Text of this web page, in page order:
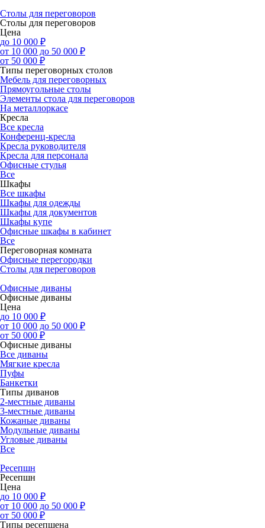
Столы для переговоров
Столы для переговоров
Цена
до 10 000 ₽
от 10 000 до 50 000 ₽
от 50 000 ₽
Типы переговорных столов
Мебель для переговорных
Прямоугольные столы
Элементы стола для переговоров
На металлоркасе
Кресла
Все кресла
Конференц-кресла
Кресла руководителя
Кресла для персонала
Офисные стулья
Все
Шкафы
Все шкафы
Шкафы для одежды
Шкафы для документов
Шкафы купе
Офисные шкафы в кабинет
Все
Переговорная комната
Офисные перегородки
Столы для переговоров
Офисные диваны
Офисные диваны
Цена
до 10 000 ₽
от 10 000 до 50 000 ₽
от 50 000 ₽
Офисные диваны
Все диваны
Мягкие кресла
Пуфы
Банкетки
Типы диванов
2-местные диваны
3-местные диваны
Кожаные диваны
Модульные диваны
Угловые диваны
Все
Ресепшн
Ресепшн
Цена
до 10 000 ₽
от 10 000 до 50 000 ₽
от 50 000 ₽
Типы ресепшена